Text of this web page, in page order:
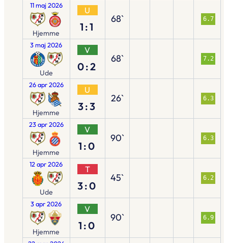
11 maj 2026
Hjemme
U
1:1
68` 6.7
3 maj 2026
Ude
V
0:2
68` 7.2
26 apr 2026
Hjemme
U
3:3
26` 6.3
23 apr 2026
Hjemme
V
1:0
90` 6.3
12 apr 2026
Ude
T
3:0
45` 6.2
3 apr 2026
Hjemme
V
1:0
90` 6.9